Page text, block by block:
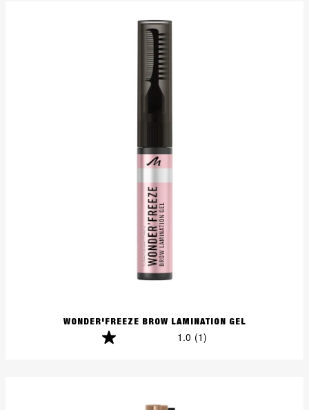
Sternen.
Bewertungen
WONDER'FREEZE BROW LAMINATION GEL
1.0 (1)
1.0